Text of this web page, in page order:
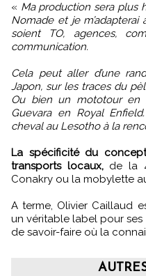
« Ma production sera plus
Nomade et je m’adapterai
soient TO, agences,
communication.
Cela peut aller d’une
Japon, sur les traces du
Ou bien un mototour en
Guevara en Royal
cheval au Lesotho à la
La spécificité du
transports locaux,de la
Conakry ou la mobylette
A terme, Olivier Caillaud
un véritable label pour
de savoir-faire où la